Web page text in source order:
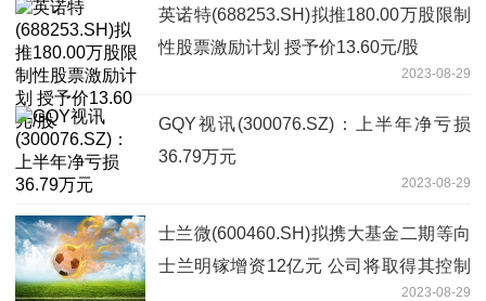
英诺特(688253.SH)拟推180.00万股限制
性股票激励计划 授予价13.60元/股
2023-08-29
GQY视讯(300076.SZ)：上半年净亏损
36.79万元
2023-08-29
士兰微(600460.SH)拟携大基金二期等向
士兰明镓增资12亿元 公司将取得其控制
2023-08-29